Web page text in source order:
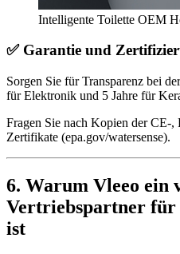
Intelligente Toilette OEM
✅ Garantie und
Sorgen Sie für Transparenz bei
für Elektronik und 5 Jahre für
Fragen Sie nach Kopien der CE-,
Zertifikate (epa.gov/watersense).
6. Warum Vleeo ein
Vertriebspartner für
ist